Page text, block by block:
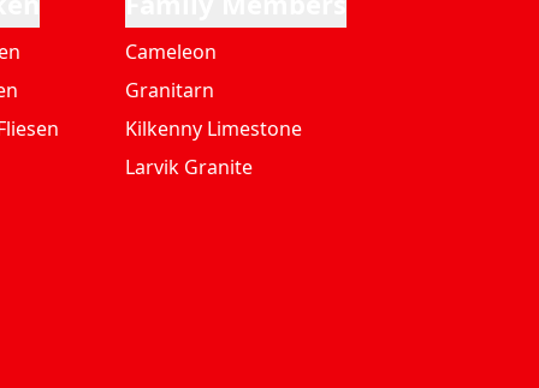
Cameleon
Granitarn
Kilkenny Limestone
Larvik Granite